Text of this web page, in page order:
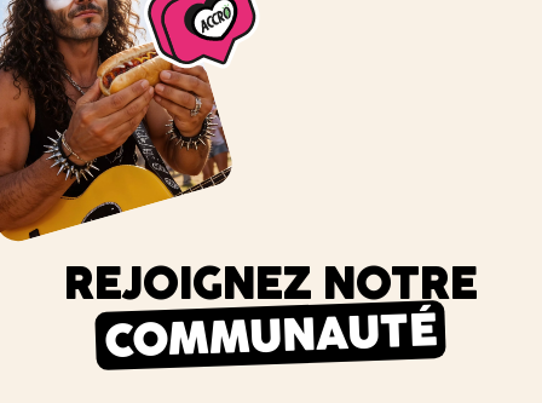
REJOIGNEZ NOTRE
COMMUNAUTÉ